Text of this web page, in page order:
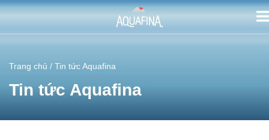
Trang chủ / Tin tức Aquafina
Tin tức Aquafina